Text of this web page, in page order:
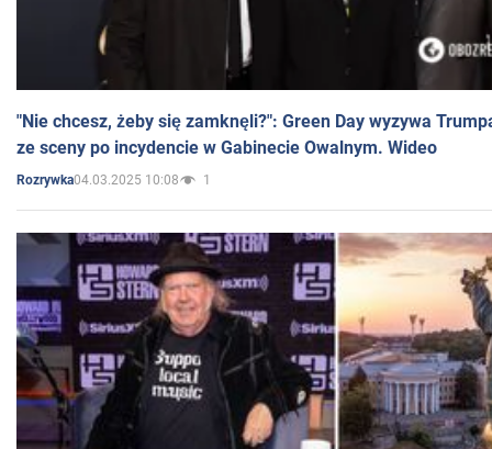
"Nie chcesz, żeby się zamknęli?": Green Day wyzywa
ze sceny po incydencie w Gabinecie Owalnym. Wideo
Rozrywka04.03.2025 10:08 1